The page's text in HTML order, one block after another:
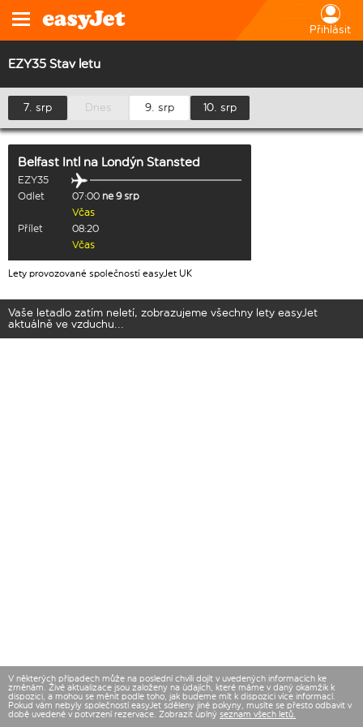
Přihlásit
EZY35 Stav letu
7. srp Dnes 9. srp 10. srp
Belfast Intl na Londýn Stansted
EZY35
Odlet
07:00 ne 9 srp
Včas
Přílet
08:20
Včas
Lety provozované společností easyJet UK
Vaše letadlo zatím neletí, zobrazujeme všechny lety easyJet
aktuálně ve vzduchu...
V některých případech může na poslední chvíli dojít v uvedených informacích ke
změnám. Živé aktualizace jsou založeny na údajích, které máme v daný okamžik k
dispozici, a mohou se měnit podle toho, jak budeme mít k dispozici více informací.
Pokud vám nebyly společností easyJet sděleny jiné pokyny, musíte se přesto odbavit v
době uvedené v potvrzení rezervace. Zobrazit úplný seznam všech letů.